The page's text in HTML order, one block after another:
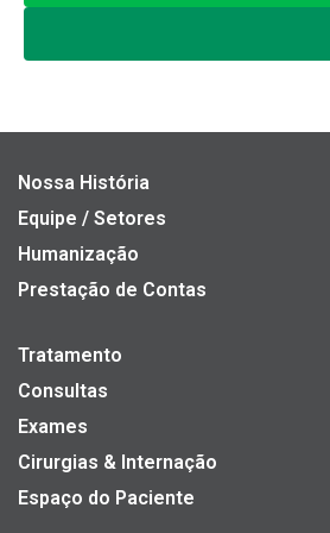
Nossa História
Equipe / Setores
Humanização
Prestação de Contas
Tratamento
Consultas
Exames
Cirurgias & Internação
Espaço do Paciente